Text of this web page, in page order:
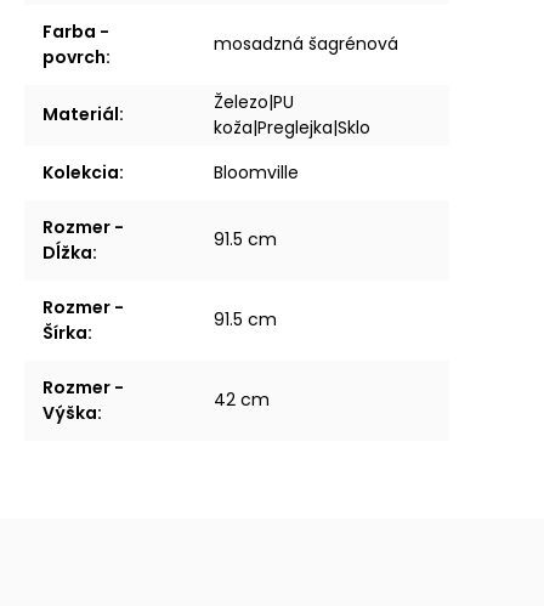
Farba -
povrch:
mosadzná šagrénová
Materiál:
Železo|PU
koža|Preglejka|Sklo
Kolekcia: Bloomville
Rozmer -
Dĺžka:
91.5 cm
Rozmer -
Šírka:
91.5 cm
Rozmer -
Výška:
42 cm